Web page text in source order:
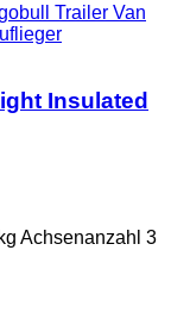
Trailer Van
Insulated
Achsenanzahl 3